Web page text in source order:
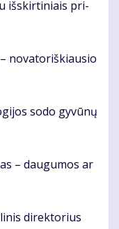
iš­skir­ti­niais pri­
no­va­to­riš­kiau­sio
sodo gyvūnų
– dau­gu­mos ar
di­rek­to­rius